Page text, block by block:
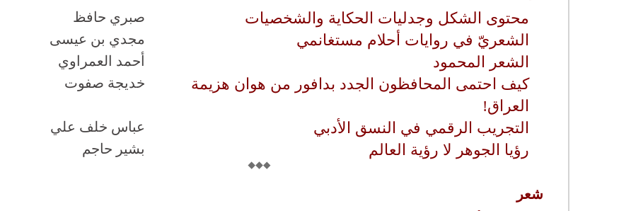
محتوى الشكل وجدليات الحكاية والشخصيات صبري حافظ
الشعريّ في روايات أحلام مستغانمي مجدي بن عيسى
الشعر المحمود أحمد العمراوي
كيف احتمى المحافظون الجدد بدافور من هوان هزيمة
العراق!
خديجة صفوت
التجريب الرقمي في النسق الأدبي عباس خلف علي
رؤيا الجوهر لا رؤية العالم بشير حاجم
شعر